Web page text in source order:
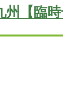
州【臨